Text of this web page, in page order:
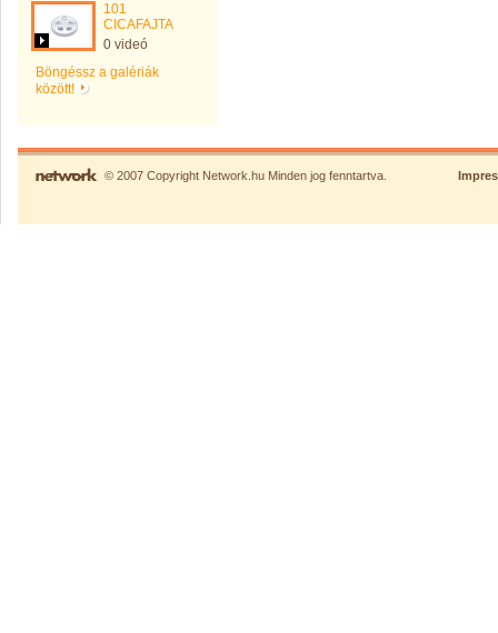
101
CICAFAJTA
0 videó
Böngéssz a galériák
között!
© 2007 Copyright Network.hu Minden jog fenntartva.